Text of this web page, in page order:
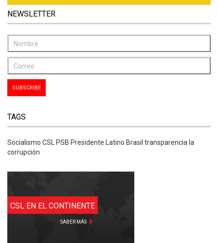
NEWSLETTER
TAGS
Socialismo CSL PSB Presidente Latino Brasil transparencia la
corrupción
CSL EN EL CONTINENTE
SABER MÁS